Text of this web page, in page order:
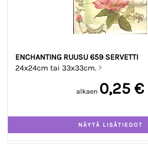
ENCHANTING RUUSU 659 SERVETTI
24x24cm tai 33x33cm.
alkaen 0,25 €